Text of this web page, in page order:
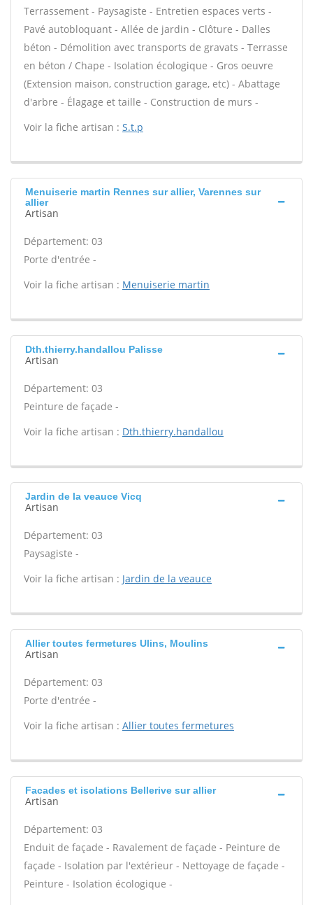
Terrassement - Paysagiste - Entretien espaces verts -
Pavé autobloquant - Allée de jardin - Clôture - Dalles
béton - Démolition avec transports de gravats - Terrasse
en béton / Chape - Isolation écologique - Gros oeuvre
(Extension maison, construction garage, etc) - Abattage
d'arbre - Élagage et taille - Construction de murs -
Voir la fiche artisan : S.t.p
Menuiserie martin Rennes sur allier, Varennes sur
allier
Artisan
Département: 03
Porte d'entrée -
Voir la fiche artisan : Menuiserie martin
Dth.thierry.handallou Palisse
Artisan
Département: 03
Peinture de façade -
Voir la fiche artisan : Dth.thierry.handallou
Jardin de la veauce Vicq
Artisan
Département: 03
Paysagiste -
Voir la fiche artisan : Jardin de la veauce
Allier toutes fermetures Ulins, Moulins
Artisan
Département: 03
Porte d'entrée -
Voir la fiche artisan : Allier toutes fermetures
Facades et isolations Bellerive sur allier
Artisan
Département: 03
Enduit de façade - Ravalement de façade - Peinture de
façade - Isolation par l'extérieur - Nettoyage de façade -
Peinture - Isolation écologique -